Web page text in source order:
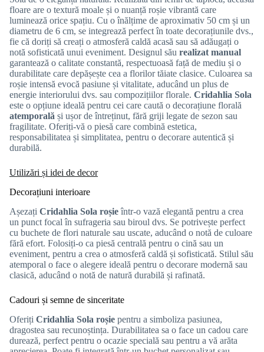
floare are o textură moale și o nuanță roșie vibrantă care
luminează orice spațiu. Cu o înălțime de aproximativ 50 cm și un
diametru de 6 cm, se integrează perfect în toate decorațiunile dvs.,
fie că doriți să creați o atmosferă caldă acasă sau să adăugați o
notă sofisticată unui eveniment. Designul său realizat manual
garantează o calitate constantă, respectuoasă față de mediu și o
durabilitate care depășește cea a florilor tăiate clasice. Culoarea sa
roșie intensă evocă pasiune și vitalitate, aducând un plus de
energie interiorului dvs. sau compozițiilor florale. Cridahlia Sola
este o opțiune ideală pentru cei care caută o decorațiune florală
atemporală și ușor de întreținut, fără griji legate de sezon sau
fragilitate. Oferiți-vă o piesă care combină estetica,
responsabilitatea și simplitatea, pentru o decorare autentică și
durabilă.
Utilizări și idei de decor
Decorațiuni interioare
Așezați Cridahlia Sola roșieîntr-o vază elegantă pentru a crea
un punct focal în sufrageria sau biroul dvs. Se potrivește perfect
cu buchete de flori naturale sau uscate, aducând o notă de culoare
fără efort. Folosiți-o ca piesă centrală pentru o cină sau un
eveniment, pentru a crea o atmosferă caldă și sofisticată. Stilul său
atemporal o face o alegere ideală pentru o decorare modernă sau
clasică, aducând o notă de natură durabilă și rafinată.
Cadouri și semne de sinceritate
Oferiți Cridahlia Sola roșie pentru a simboliza pasiunea,
dragostea sau recunoștința. Durabilitatea sa o face un cadou care
durează, perfect pentru o ocazie specială sau pentru a vă arăta